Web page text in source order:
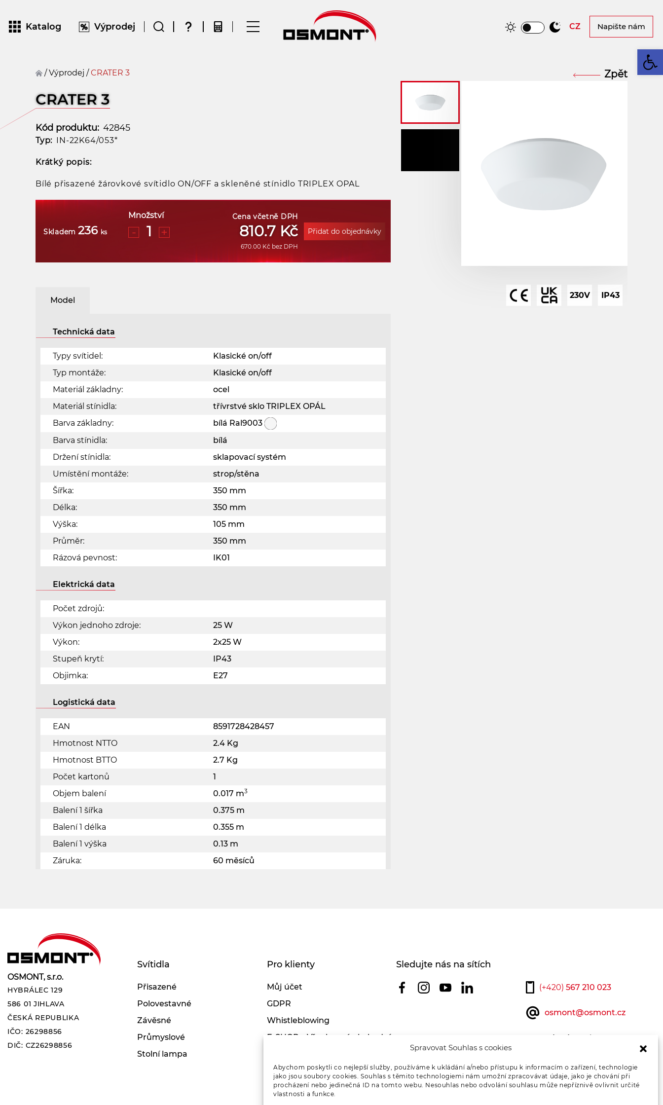
Spravovat Souhlas s cookies
Abychom poskytli co nejlepší služby, používáme k ukládání a/nebo přístupu k informacím o zařízení, technologie
jako jsou soubory cookies. Souhlas s těmito technologiemi nám umožní zpracovávat údaje, jako je chování při
procházení nebo jedinečná ID na tomto webu. Nesouhlas nebo odvolání souhlasu může nepříznivě ovlivnit určité
vlastnosti a funkce.
Katalog Výprodej CZ Napište nám
/Výprodej /CRATER 3 Zpět
CRATER 3
Kód produktu: 42845
Typ: IN-22K64/053*
Krátký popis:
Bílé přisazené žárovkové svítidlo ON/OFF a skleněné stínidlo TRIPLEX OPAL
Skladem 236 ks
Množství
- +
Cena včetně DPH
810.7 Kč
670.00 Kč bez DPH
Přidat do objednávky
Model
Technická data
Typy svítidel:
Klasické on/off
Typ montáže:
Klasické on/off
Materiál základny:
ocel
Materiál stínidla:
třívrstvé sklo TRIPLEX OPÁL
Barva základny:
bílá Ral9003
Barva stínidla:
bílá
Držení stínidla:
sklapovací systém
Umístění montáže:
strop/stěna
Šířka:
350 mm
Délka:
350 mm
Výška:
105 mm
Průměr:
350 mm
Rázová pevnost:
IK01
Elektrická data
Počet zdrojů:
Výkon jednoho zdroje:
25 W
Výkon:
2x25 W
Stupeň krytí:
IP43
Objimka:
E27
Logistická data
EAN
8591728428457
Hmotnost NTTO
2.4 Kg
Hmotnost BTTO
2.7 Kg
Počet kartonů
1
Objem balení
0.017 m3
Balení 1 šířka
0.375 m
Balení 1 délka
0.355 m
Balení 1 výška
0.13 m
Záruka:
60 měsíců
230V IP43
OSMONT, s.r.o.
HYBRÁLEC 129
586 01 JIHLAVA
ČESKÁ REPUBLIKA
IČO: 26298856
DIČ: CZ26298856
Svítidla
Přisazené
Polovestavné
Závěsné
Průmyslové
Stolní lampa
Pro klienty
Můj účet
GDPR
Whistleblowing
E-SHOP – Všeobecné obchodní
Reklamační řád OSMONT
Kde koupit
Odstoupení od smlouvy
Sledujte nás na sítích
(+420) 567 210 023
osmont@osmont.cz
Kontaktujte nás